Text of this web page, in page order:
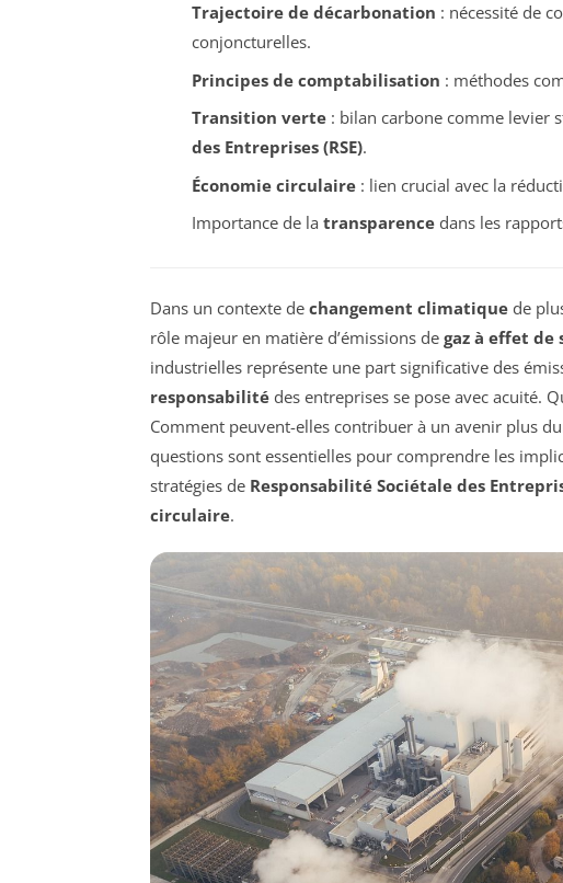
Trajectoire de décarbonation : nécessité de
conjoncturelles.
Principes de comptabilisation : méthodes
Transition verte: bilan carbone comme levier
des Entreprises (RSE).
Économie circulaire: lien crucial avec la
Importance de la transparencedans les
Dans un contexte de changement climatique de
rôle majeur en matière d’émissions de gaz à effet de
industrielles représente une part significative des
responsabilité des entreprises se pose avec acuité.
Comment peuvent-elles contribuer à un avenir plus
questions sont essentielles pour comprendre les
stratégies de Responsabilité Sociétale des
circulaire.